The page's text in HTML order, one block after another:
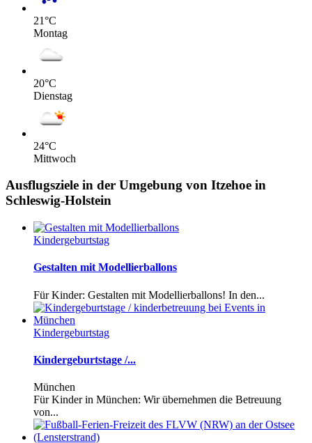
21°C
Montag
20°C
Dienstag
24°C
Mittwoch
Ausflugsziele in der Umgebung von Itzehoe in
Schleswig-Holstein
Kindergeburtstag
Gestalten mit Modellierballons
Für Kinder: Gestalten mit Modellierballons! In den...
Kindergeburtstag
Kindergeburtstage /...
München
Für Kinder in München: Wir übernehmen die Betreuung
von...